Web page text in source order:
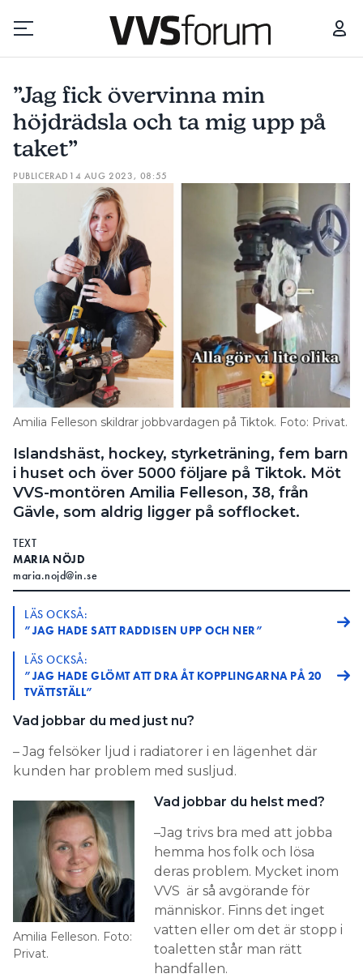
Prenumerera
Hantera prenumeration
Lediga jobb
Annonsera
Läs E-tidningen
Om tidningen
Kontakt
Information om GDPR
Search for:
”Jag fick övervinna min
höjdrädsla och ta mig upp på
taket”
PUBLICERAD 14 AUG 2023, 08:55
Amilia Felleson skildrar jobbvardagen på Tiktok. Foto: Privat.
Islandshäst, hockey, styrketräning, fem barn
i huset och över 5000 följare på Tiktok. Möt
VVS-montören Amilia Felleson, 38, från
Gävle, som aldrig ligger på sofflocket.
TEXT
MARIA NÖJD
maria.nojd@in.se
LÄS OCKSÅ:
”JAG HADE SATT RADDISEN UPP OCH NER”
LÄS OCKSÅ:
”JAG HADE GLÖMT ATT DRA ÅT KOPPLINGARNA PÅ 20
TVÄTTSTÄLL”
Vad jobbar du med just nu?
– Jag felsöker ljud i radiatorer i en lägenhet där
kunden har problem med susljud.
Amilia Felleson. Foto:
Privat.
Vad jobbar du helst med?
–Jag trivs bra med att jobba
hemma hos folk och lösa
deras problem. Mycket inom
VVS är så avgörande för
människor. Finns det inget
vatten eller om det är stopp i
toaletten står man rätt
handfallen.